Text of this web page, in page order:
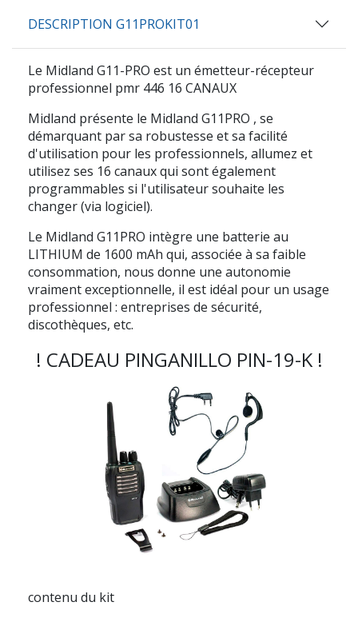
DESCRIPTION G11PROKIT01
Le Midland G11-PRO est un émetteur-récepteur
professionnel pmr 446 16 CANAUX
Midland présente le Midland G11PRO , se
démarquant par sa robustesse et sa facilité
d'utilisation pour les professionnels, allumez et
utilisez ses 16 canaux qui sont également
programmables si l'utilisateur souhaite les
changer (via logiciel).
Le Midland G11PRO intègre une batterie au
LITHIUM de 1600 mAh qui, associée à sa faible
consommation, nous donne une autonomie
vraiment exceptionnelle, il est idéal pour un usage
professionnel : entreprises de sécurité,
discothèques, etc.
! CADEAU PINGANILLO PIN-19-K !
contenu du kit